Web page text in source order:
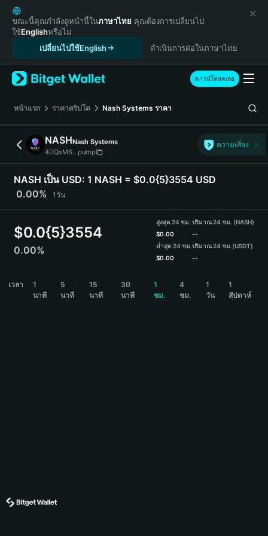
English
日本語
Tiếng Việt
Español (Latinoamérica)
Türkçe
Français
Deutsch
简体中文
繁體中文
Português (Portugal)
Bahasa Indonesia
ภาษาไทย
हिन्दी
Español
Português (Brasil)
ขณะนี้คุณกำลังดูหน้านี้ในภาษาไทย คุณต้องการเปลี่ยนไป
ใช้Englishหรือไม่
เปลี่ยนไปใช้English
ดำเนินการต่อในภาษาไทย
ดาวน์โหลดเลย
หน้าแรก ราคาคริปโต Nash Systems ราคา
NASHNash Systems
4DQsMS...pump
ความเสี่ยง
NASH เป็น USD: 1 NASH = $0.0{5}3554 USD
0.00%
1วัน
$0.0{5}3554
0.00%
สูงสุด 24 ชม.
$0.00
ต่ำสุด 24 ชม.
$0.00
ปริมาณ 24 ชม. (NASH)
--
ปริมาณ 24 ชม.(USDT)
--
เวลา
1
นาที
5
นาที
15
นาที
30
นาที
1
ชม.
4
ชม.
1
วัน
1
สัปดาห์